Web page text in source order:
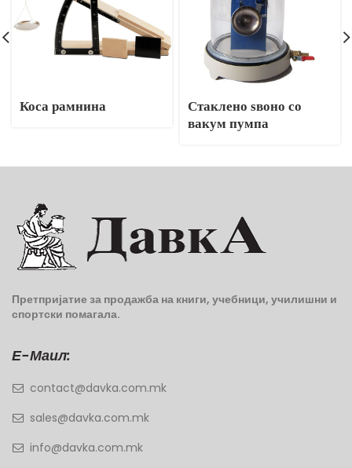
Коса рамнина
Стаклено ѕвоно со
вакум пумпа
Претпријатие за продажба на книги, учебници, училишни и
спортски помагала.
Е-Маил:
contact@davka.com.mk
sales@davka.com.mk
info@davka.com.mk